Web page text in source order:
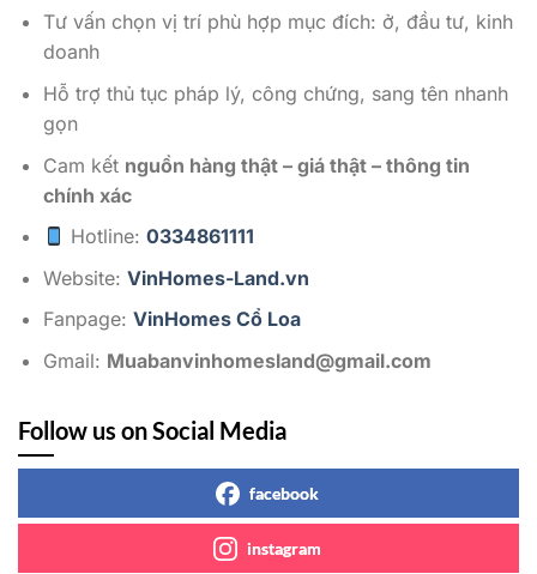
Tư vấn chọn vị trí phù hợp mục đích: ở, đầu tư, kinh
doanh
Hỗ trợ thủ tục pháp lý, công chứng, sang tên nhanh
gọn
Cam kết nguồn hàng thật – giá thật – thông tin
chính xác
Hotline:0334861111
Website: VinHomes-Land.vn
Fanpage: VinHomes Cổ Loa
Gmail: Muabanvinhomesland@gmail.com
Follow us on Social Media
facebook
instagram